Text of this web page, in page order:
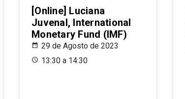
[Online] Luciana
Juvenal, International
Monetary Fund (IMF)
29 de Agosto de 2023
13:30 a 14:30